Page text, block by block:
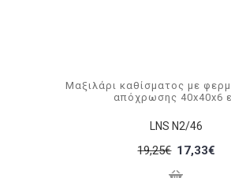
LNS N2/46
Μαξιλάρι καθίσματος με
απόχρωσης 40x40x6
19,25€ 17,33€